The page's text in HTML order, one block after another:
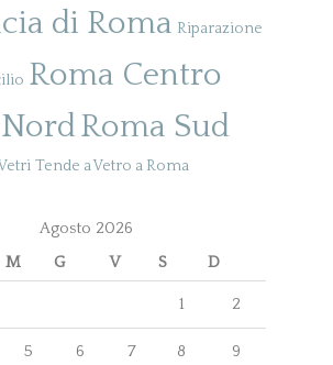
di Roma Riparazione
Roma Centro
Roma Sud
Tende a Vetro a Roma
Agosto 2026
M G V S D
1 2
5 6 7 8 9